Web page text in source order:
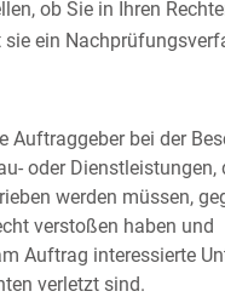
ob Sie in Ihren
ein
Auftraggeber bei der
oder
werden müssen,
verstoßen haben und
Auftrag interessierte
verletzt sind.